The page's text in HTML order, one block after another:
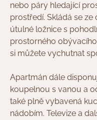
nebo páry hledající
prostředí. Skládá se
útulné ložnice s
prostorného
si můžete vychutnat
Apartmán dále
koupelnou s vanou a
také plně vybavená
nádobím. Televize a